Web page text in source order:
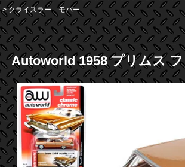
>クライスラー モパー
Autoworld 1958 プリムス